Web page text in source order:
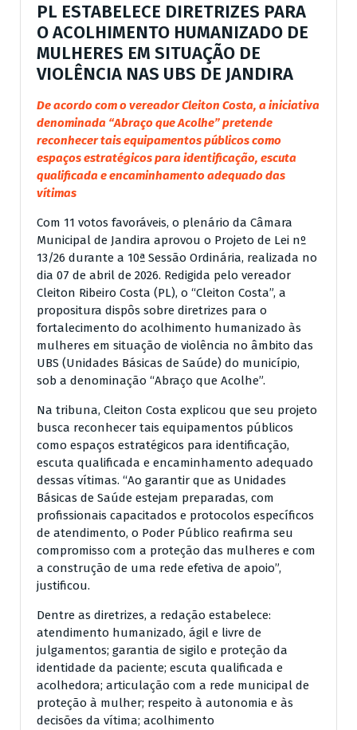
PL ESTABELECE DIRETRIZES PARA
O ACOLHIMENTO HUMANIZADO DE
MULHERES EM SITUAÇÃO DE
VIOLÊNCIA NAS UBS DE JANDIRA
De acordo com o vereador Cleiton Costa, a iniciativa
denominada “Abraço que Acolhe” pretende
reconhecer tais equipamentos públicos como
espaços estratégicos para identificação, escuta
qualificada e encaminhamento adequado das
vítimas
Com 11 votos favoráveis, o plenário da Câmara
Municipal de Jandira aprovou o Projeto de Lei nº
13/26 durante a 10ª Sessão Ordinária, realizada no
dia 07 de abril de 2026. Redigida pelo vereador
Cleiton Ribeiro Costa (PL), o “Cleiton Costa”, a
propositura dispôs sobre diretrizes para o
fortalecimento do acolhimento humanizado às
mulheres em situação de violência no âmbito das
UBS (Unidades Básicas de Saúde) do município,
sob a denominação “Abraço que Acolhe”.
Na tribuna, Cleiton Costa explicou que seu projeto
busca reconhecer tais equipamentos públicos
como espaços estratégicos para identificação,
escuta qualificada e encaminhamento adequado
dessas vítimas. “Ao garantir que as Unidades
Básicas de Saúde estejam preparadas, com
profissionais capacitados e protocolos específicos
de atendimento, o Poder Público reafirma seu
compromisso com a proteção das mulheres e com
a construção de uma rede efetiva de apoio”,
justificou.
Dentre as diretrizes, a redação estabelece:
atendimento humanizado, ágil e livre de
julgamentos; garantia de sigilo e proteção da
identidade da paciente; escuta qualificada e
acolhedora; articulação com a rede municipal de
proteção à mulher; respeito à autonomia e às
decisões da vítima; acolhimento